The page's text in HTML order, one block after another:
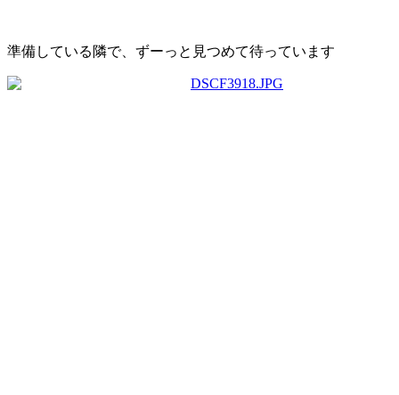
準備している隣で、ずーっと見つめて待っています